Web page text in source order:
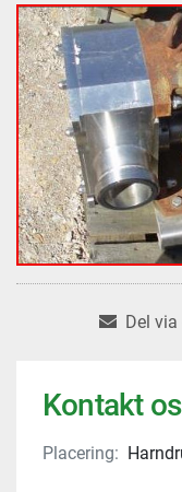
Del via
Kontakt
Placering: